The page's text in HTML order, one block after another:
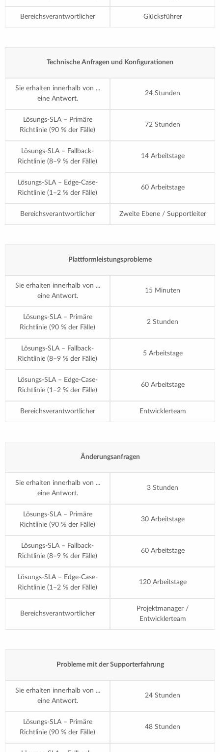
Bereichsverantwortlicher Glücksführer
Technische Anfragen und Konfigurationen
Sie erhalten innerhalb von ...
eine Antwort.
24 Stunden
Lösungs-SLA – Primäre
Richtlinie (90 % der Fälle)
72 Stunden
Lösungs-SLA – Fallback-
Richtlinie (8–9 % der Fälle)
14 Arbeitstage
Lösungs-SLA – Edge-Case-
Richtlinie (1–2 % der Fälle)
60 Arbeitstage
Bereichsverantwortlicher Zweite Ebene / Supportleiter
Plattformleistungsprobleme
Sie erhalten innerhalb von ...
eine Antwort.
15 Minuten
Lösungs-SLA – Primäre
Richtlinie (90 % der Fälle)
2 Stunden
Lösungs-SLA – Fallback-
Richtlinie (8–9 % der Fälle)
5 Arbeitstage
Lösungs-SLA – Edge-Case-
Richtlinie (1–2 % der Fälle)
60 Arbeitstage
Bereichsverantwortlicher Entwicklerteam
Änderungsanfragen
Sie erhalten innerhalb von ...
eine Antwort.
3 Stunden
Lösungs-SLA – Primäre
Richtlinie (90 % der Fälle)
30 Arbeitstage
Lösungs-SLA – Fallback-
Richtlinie (8–9 % der Fälle)
60 Arbeitstage
Lösungs-SLA – Edge-Case-
Richtlinie (1–2 % der Fälle)
120 Arbeitstage
Bereichsverantwortlicher
Projektmanager /
Entwicklerteam
Probleme mit der Supporterfahrung
Sie erhalten innerhalb von ...
eine Antwort.
24 Stunden
Lösungs-SLA – Primäre
Richtlinie (90 % der Fälle)
48 Stunden